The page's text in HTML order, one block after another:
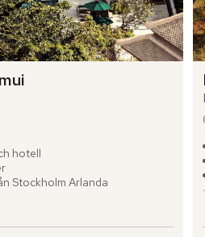
hotell
Stockholm Arlanda